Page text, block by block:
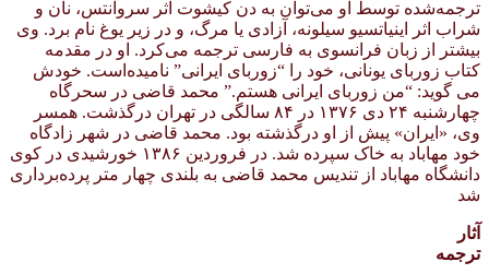
ترجمه‌شده توسط او می‌توان به دن کیشوت اثر سروانتس، نان و
شراب اثر اینیاتسیو سیلونه، آزادی یا مرگ، و در زیر یوغ نام برد. وی
بیشتر از زبان فرانسوی به فارسی ترجمه می‌کرد. او در مقدمه
کتاب زوربای یونانی، خود را “زوربای ایرانی” نامیده‌است. خودش
می گوید: “من زوربای ایرانی هستم.” محمد قاضی در سحرگاه
چهارشنبه ۲۴ دی ۱۳۷۶ در ۸۴ سالگی در تهران درگذشت. همسر
وی، «ایران» پیش از او درگذشته بود. محمد قاضی در شهر زادگاه
خود مهاباد به خاک سپرده شد. در فروردین ۱۳۸۶ خورشیدی در کوی
دانشگاه مهاباد از تندیس محمد قاضی به بلندی چهار متر پرده‌برداری
شد
آثار
ترجمه